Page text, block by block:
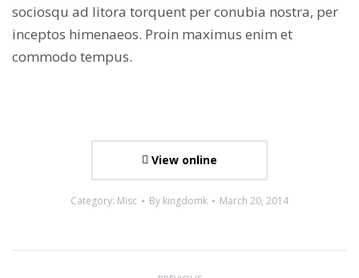
sociosqu ad litora torquent per conubia nostra, per
inceptos himenaeos. Proin maximus enim et
commodo tempus.
View online
Category: Misc By kingdomk March 20, 2014